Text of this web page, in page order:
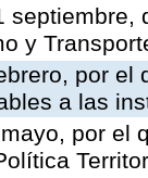
y
por
a las
por el